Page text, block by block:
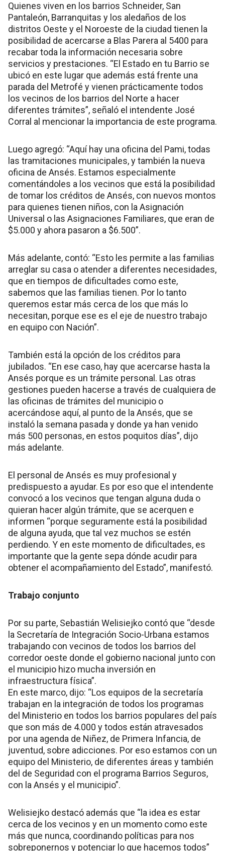
Quienes viven en los barrios Schneider, San
Pantaleón, Barranquitas y los aledaños de los
distritos Oeste y el Noroeste de la ciudad tienen la
posibilidad de acercarse a Blas Parera al 5400 para
recabar toda la información necesaria sobre
servicios y prestaciones. “El Estado en tu Barrio se
ubicó en este lugar que además está frente una
parada del Metrofé y vienen prácticamente todos
los vecinos de los barrios del Norte a hacer
diferentes trámites”, señaló el intendente José
Corral al mencionar la importancia de este programa.
Luego agregó: “Aquí hay una oficina del Pami, todas
las tramitaciones municipales, y también la nueva
oficina de Ansés. Estamos especialmente
comentándoles a los vecinos que está la posibilidad
de tomar los créditos de Ansés, con nuevos montos
para quienes tienen niños, con la Asignación
Universal o las Asignaciones Familiares, que eran de
$5.000 y ahora pasaron a $6.500”.
Más adelante, contó: “Esto les permite a las familias
arreglar su casa o atender a diferentes necesidades,
que en tiempos de dificultades como este,
sabemos que las familias tienen. Por lo tanto
queremos estar más cerca de los que más lo
necesitan, porque ese es el eje de nuestro trabajo
en equipo con Nación”.
También está la opción de los créditos para
jubilados. “En ese caso, hay que acercarse hasta la
Ansés porque es un trámite personal. Las otras
gestiones pueden hacerse a través de cualquiera de
las oficinas de trámites del municipio o
acercándose aquí, al punto de la Ansés, que se
instaló la semana pasada y donde ya han venido
más 500 personas, en estos poquitos días”, dijo
más adelante.
El personal de Ansés es muy profesional y
predispuesto a ayudar. Es por eso que el intendente
convocó a los vecinos que tengan alguna duda o
quieran hacer algún trámite, que se acerquen e
informen “porque seguramente está la posibilidad
de alguna ayuda, que tal vez muchos se estén
perdiendo. Y en este momento de dificultades, es
importante que la gente sepa dónde acudir para
obtener el acompañamiento del Estado”, manifestó.
Trabajo conjunto
Por su parte, Sebastián Welisiejko contó que “desde
la Secretaría de Integración Socio-Urbana estamos
trabajando con vecinos de todos los barrios del
corredor oeste donde el gobierno nacional junto con
el municipio hizo mucha inversión en
infraestructura física”.
En este marco, dijo: “Los equipos de la secretaría
trabajan en la integración de todos los programas
del Ministerio en todos los barrios populares del país
que son más de 4.000 y todos están atravesados
por una agenda de Niñez, de Primera Infancia, de
juventud, sobre adicciones. Por eso estamos con un
equipo del Ministerio, de diferentes áreas y también
del de Seguridad con el programa Barrios Seguros,
con la Ansés y el municipio”.
Welisiejko destacó además que “la idea es estar
cerca de los vecinos y en un momento como este
más que nunca, coordinando políticas para nos
sobreponernos y potenciar lo que hacemos todos”